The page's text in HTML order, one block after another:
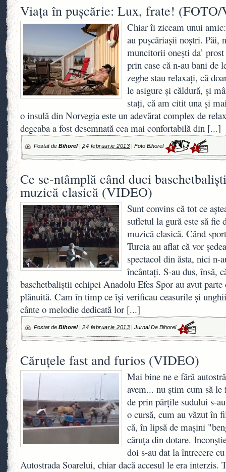
Viaţa în puşcărie: Lux, frate!
Chiar îi ziceam unui
au puşcăriaşii noştri. Păi,
muncitorii oneşti da’
prin case că n-au bani de
zeghe stau relaxaţi, că
le asigure şi căldură, şi
staţi, că am citit una şi
o insulă din Norvegia este un adevărat complex de
degeaba a fost desemnată cea mai confortabilă din [...]
Postat de Bihorel| 24 februarie 2013 |Foto Bihorel 6 1
Ce se-ntâmplă când duci
muzică clasică (VIDEO)
Sunt convins că tot ce
sufletul la gură este să fie
muzică clasică. Când
Turcia au aflat că vor
spectacol din ăsta, nici n-
încântaţi. S-au dus, însă,
baschetbaliştii echipei Anadolu Efes Spor au avut
plănuită. Cam în timp ce îşi verificau ceasurile şi
cânte o melodie dedicată lor [...]
Postat de Bihorel| 24 februarie 2013 |Jurnal De Bihorel 1
Căruţele fast and furios (VIDEO)
Mai bine ne e fără
avem... nu ştim cum să
de prin părţile sudului s-
o cursă, cum au văzut în
că, în lipsă de maşini
căruţa din dotare.
doi s-au dat la întrecere
Autostrada Soarelui, chiar dacă accesul le era interzis.